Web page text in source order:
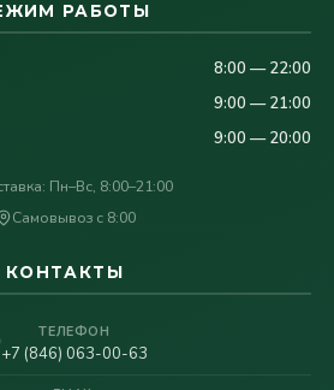
РАБОТЫ
8:00 — 22:00
9:00 — 21:00
9:00 — 20:00
Пн–Вс, 8:00–21:00
Самовывоз с 8:00
КОНТАКТЫ
ТЕЛЕФОН
+7 (846) 063-00-63